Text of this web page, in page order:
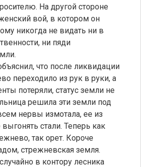
На другой стороне
вой, в котором он
никогда не видать ни в
ни пяди
что после ликвидации
переходило из рук в руки, а
потеряли, статус земли не
решила эти земли под
нервы измотала, ее из
стали. Теперь как
так орет. Короче
стрежневская земля.
в контору лесника